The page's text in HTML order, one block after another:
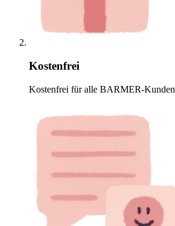
Kostenfrei
Kostenfrei für alle BARMER-Kunden